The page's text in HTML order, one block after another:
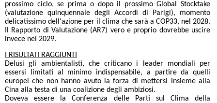
prossimo ciclo, se prima o dopo il prossimo Global Stocktake
(valutazione quinquennale degli Accordi di Parigi), momento
delicatissimo dell'azione per il clima che sarà a COP33, nel 2028.
Il Rapporto di Valutazione (AR7) vero e proprio dovrebbe uscire
invece nel 2029.
I RISULTATI RAGGIUNTI
Delusi gli ambientalisti, che criticano i leader mondiali per
essersi limitati al minimo indispensabile, a partire da quelli
europei che non hanno avuto la forza di mettersi insieme alla
Cina alla testa di una coalizione degli ambiziosi.
Doveva essere la Conferenza delle Parti sul Clima della